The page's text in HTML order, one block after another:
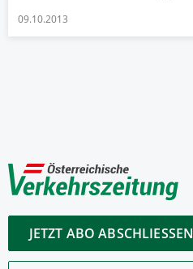
09.10.2013
JETZT ABO ABSCHLIESSEN